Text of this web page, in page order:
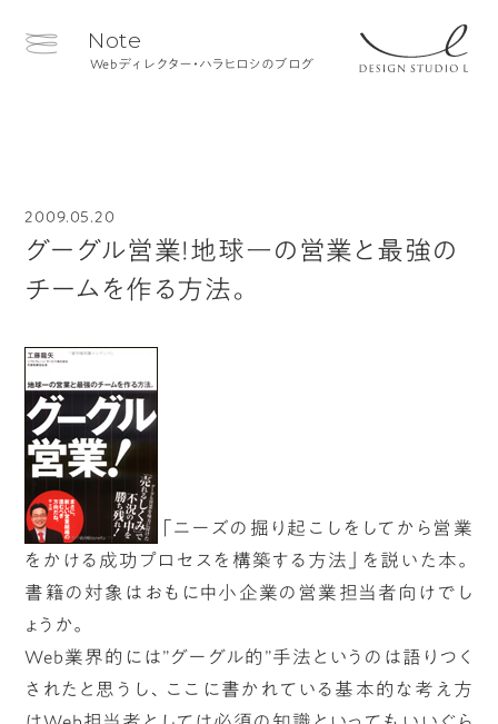
Note
Webディレクター・ハラヒロシのブログ
2009.05.20
グーグル営業!地球一の営業と最強の
チームを作る方法。
「ニーズの掘り起こしをしてから営業
をかける成功プロセスを構築する方法」を説いた本。
書籍の対象はおもに中小企業の営業担当者向けでし
ょうか。
Web業界的には”グーグル的”手法というのは語りつく
されたと思うし、ここに書かれている基本的な考え方